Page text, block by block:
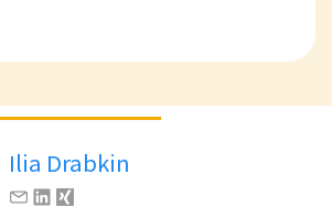
Ilia Drabkin